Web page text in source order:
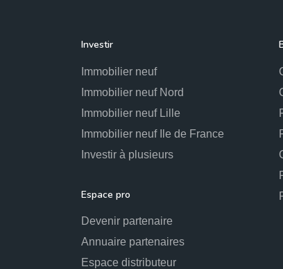
Investir
Immobilier neuf
Immobilier neuf Nord
Immobilier neuf Lille
Immobilier neuf Ile de France
Investir à plusieurs
Espace pro
Devenir partenaire
Annuaire partenaires
Espace distributeur